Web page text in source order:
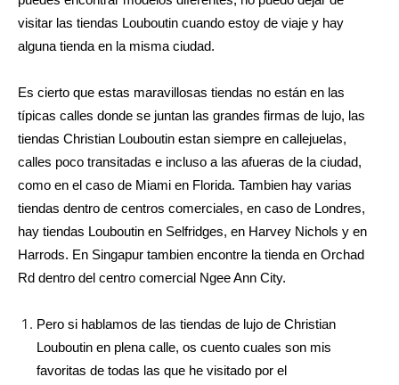
visitar las tiendas Louboutin cuando estoy de viaje y hay
alguna tienda en la misma ciudad.
Es cierto que estas maravillosas tiendas no están en las
típicas calles donde se juntan las grandes firmas de lujo, las
tiendas Christian Louboutin estan siempre en callejuelas,
calles poco transitadas e incluso a las afueras de la ciudad,
como en el caso de Miami en Florida. Tambien hay varias
tiendas dentro de centros comerciales, en caso de Londres,
hay tiendas Louboutin en Selfridges, en Harvey Nichols y en
Harrods. En Singapur tambien encontre la tienda en Orchad
Rd dentro del centro comercial Ngee Ann City.
Pero si hablamos de las tiendas de lujo de Christian
Louboutin en plena calle, os cuento cuales son mis
favoritas de todas las que he visitado por el